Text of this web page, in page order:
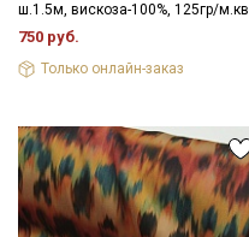
ш.1.5м, вискоза-100%, 125гр/м.кв
750 руб.
Только онлайн-заказ